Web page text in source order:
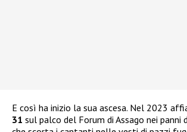
E così ha inizio la sua ascesa. Nel 2023
31 sul palco del Forum di Assago nei panni